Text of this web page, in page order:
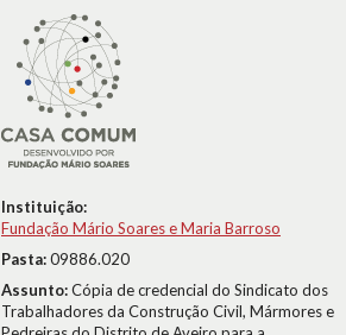
Instituição:
Fundação Mário Soares e Maria Barroso
Pasta:09886.020
Assunto:Cópia de credencial do Sindicato dos
Trabalhadores da Construção Civil, Mármores e